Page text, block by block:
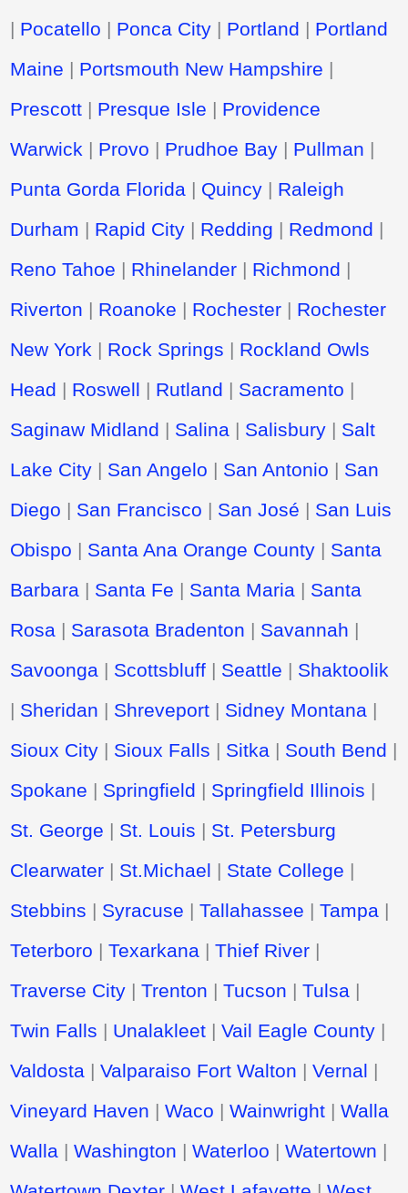
| Pocatello | Ponca City | Portland | Portland
Maine | Portsmouth New Hampshire |
Prescott | Presque Isle | Providence
Warwick | Provo | Prudhoe Bay | Pullman |
Punta Gorda Florida | Quincy | Raleigh
Durham | Rapid City | Redding | Redmond |
Reno Tahoe | Rhinelander | Richmond |
Riverton | Roanoke | Rochester | Rochester
New York | Rock Springs | Rockland Owls
Head | Roswell | Rutland | Sacramento |
Saginaw Midland | Salina | Salisbury | Salt
Lake City | San Angelo | San Antonio | San
Diego | San Francisco | San José | San Luis
Obispo | Santa Ana Orange County | Santa
Barbara | Santa Fe | Santa Maria | Santa
Rosa | Sarasota Bradenton | Savannah |
Savoonga | Scottsbluff | Seattle | Shaktoolik
| Sheridan | Shreveport | Sidney Montana |
Sioux City | Sioux Falls | Sitka | South Bend |
Spokane | Springfield | Springfield Illinois |
St. George | St. Louis | St. Petersburg
Clearwater | St.Michael | State College |
Stebbins | Syracuse |Tallahassee |Tampa |
Teterboro |Texarkana |Thief River |
Traverse City |Trenton |Tucson |Tulsa |
Twin Falls | Unalakleet |Vail Eagle County |
Valdosta |Valparaiso Fort Walton |Vernal |
Vineyard Haven |Waco |Wainwright |Walla
Walla |Washington |Waterloo |Watertown |